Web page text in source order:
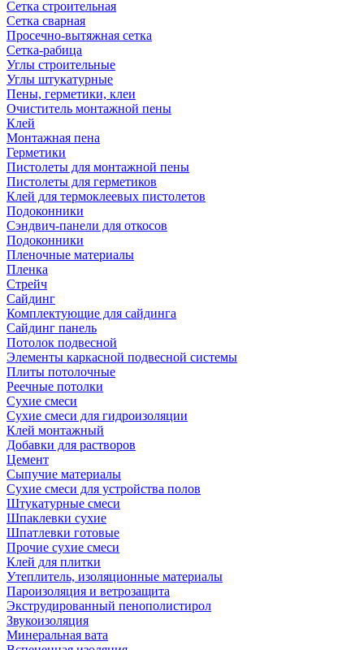
Сетка строительная
Сетка сварная
Просечно-вытяжная сетка
Сетка-рабица
Углы строительные
Углы штукатурные
Пены, герметики, клеи
Очиститель монтажной пены
Клей
Монтажная пена
Герметики
Пистолеты для монтажной пены
Пистолеты для герметиков
Клей для термоклеевых пистолетов
Подоконники
Сэндвич-панели для откосов
Подоконники
Пленочные материалы
Пленка
Стрейч
Сайдинг
Комплектующие для сайдинга
Сайдинг панель
Потолок подвесной
Элементы каркасной подвесной системы
Плиты потолочные
Реечные потолки
Сухие смеси
Сухие смеси для гидроизоляции
Клей монтажный
Добавки для растворов
Цемент
Сыпучие материалы
Сухие смеси для устройства полов
Штукатурные смеси
Шпаклевки сухие
Шпатлевки готовые
Прочие сухие смеси
Клей для плитки
Утеплитель, изоляционные материалы
Пароизоляция и ветрозащита
Экструдированный пенополистирол
Звукоизоляция
Минеральная вата